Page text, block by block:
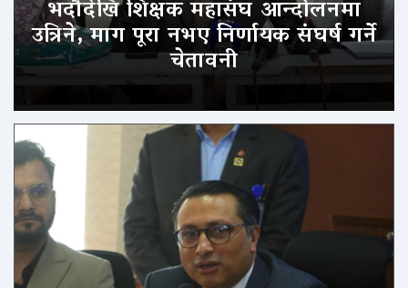
भदौदेखि शिक्षक महासंघ आन्दोलनमा
उत्रिने, माग पूरा नभए निर्णायक संघर्ष गर्ने
चेतावनी